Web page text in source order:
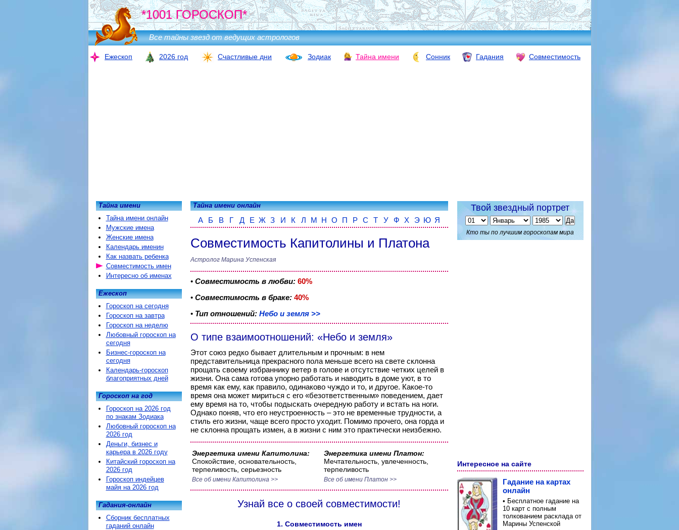
*1001 ГОРОСКОП*
Все тайны звезд от ведущих астрологов
Ежескоп 2026 год Счастливые дни Зодиак Тайна имени Сонник Гадания Совместимость
Тайна имени онлайн
А Б В Г Д Е Ж З И К Л М Н О П Р С Т У Ф Х Э Ю Я
Совместимость Капитолины и Платона
Астролог Марина Успенская
• Совместимость в любви: 60%
• Совместимость в браке: 40%
• Тип отношений: Небо и земля >>
О типе взаимоотношений: «Небо и земля»
Этот союз редко бывает длительным и прочным: в нем
представительница прекрасного пола меньше всего на свете склонна
прощать своему избраннику ветер в голове и отсутствие четких целей в
жизни. Она сама готова упорно работать и наводить в доме уют, в то
время как ему, как правило, одинаково чуждо и то, и другое. Какое-то
время она может мириться с его «безответственным» поведением, дает
ему время на то, чтобы подыскать очередную работу и встать на ноги.
Однако поняв, что его неустроенность – это не временные трудности, а
стиль его жизни, чаще всего просто уходит. Помимо прочего, она горда и
не склонна прощать измен, а в жизни с ним это практически неизбежно.
Энергетика имени Капитолина:
Спокойствие, основательность,
терпеливость, серьезность
Все об имени Капитолина >>
Энергетика имени Платон:
Мечтательность, увлеченность,
терпеливость
Все об имени Платон >>
Узнай все о своей совместимости!
1. Совместимость имен
Тайна имени
Тайна имени онлайн
Мужские имена
Женские имена
Календарь именин
Как назвать ребенка
Совместимость имен
Интересно об именах
Ежескоп
Гороскоп на сегодня
Гороскоп на завтра
Гороскоп на неделю
Любовный гороскоп на
сегодня
Бизнес-гороскоп на
сегодня
Календарь-гороскоп
благоприятных дней
Гороскоп на год
Гороскоп на 2026 год
по знакам Зодиака
Любовный гороскоп на
2026 год
Деньги, бизнес и
карьера в 2026 году
Китайский гороскоп на
2026 год
Гороскоп индейцев
майя на 2026 год
Гадания-онлайн
Сборник бесплатных
гаданий онлайн
Твой звездный портрет
Кто ты по лучшим гороскопам мира
Интересное на сайте
Гадание на картах
онлайн
• Бесплатное гадание на
10 карт с полным
толкованием расклада от
Марины Успенской